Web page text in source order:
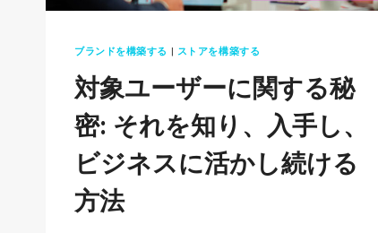
ブランドを構築する ストアを構築する
対象ユーザーに関する秘
密: それを知り、入手し、
ビジネスに活かし続ける
方法